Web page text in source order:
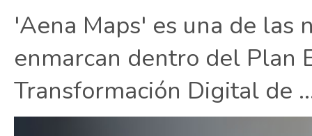
'Aena Maps' es una de las
enmarcan dentro del Plan
Transformación Digital de